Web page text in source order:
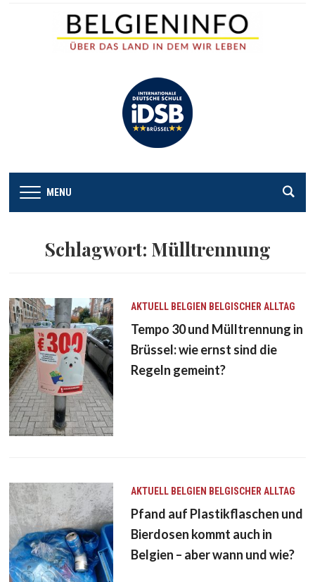
MENU
Schlagwort: Mülltrennung
AKTUELL BELGIEN BELGISCHER ALLTAG
Tempo 30 und Mülltrennung in
Brüssel: wie ernst sind die
Regeln gemeint?
AKTUELL BELGIEN BELGISCHER ALLTAG
Pfand auf Plastikflaschen und
Bierdosen kommt auch in
Belgien – aber wann und wie?